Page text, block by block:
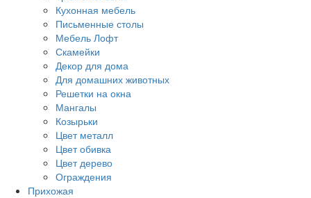
Кухонная мебель
Письменные столы
Мебель Лофт
Скамейки
Декор для дома
Для домашних животных
Решетки на окна
Мангалы
Козырьки
Цвет металл
Цвет обивка
Цвет дерево
Ограждения
Прихожая